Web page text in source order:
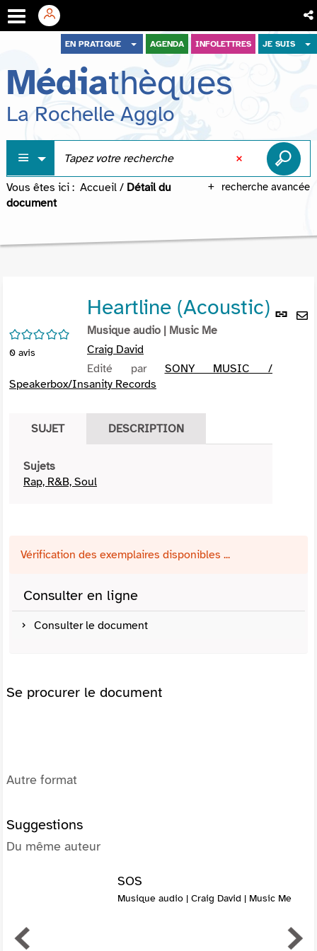
menu
contenu
recherche
EN PRATIQUE AGENDA INFOLETTRES JE SUIS
Médiathèques
La Rochelle Agglo
recherche avancée
Vous êtes ici : Accueil / Détail du
document
Lien
/5
0 avis
Heartline (Acoustic)
Musique audio | Music Me
Craig David
Edité par SONY MUSIC /
Speakerbox/Insanity Records
SUJET DESCRIPTION
Sujets
Rap, R&B, Soul
Vérification des exemplaires disponibles ...
Consulter en ligne
Consulter le document
Se procurer le document
Autre format
Suggestions
Du même auteur
SOS
Musique audio | Craig David | Music Me